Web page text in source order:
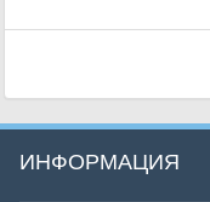
ИНФОРМАЦИЯ